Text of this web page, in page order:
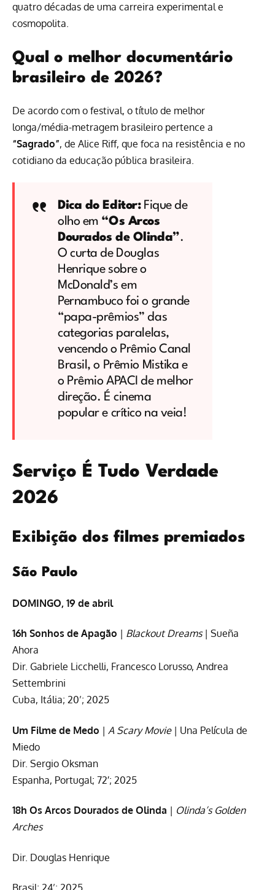
quatro décadas de uma carreira experimental e
cosmopolita.
Qual o melhor documentário
brasileiro de 2026?
De acordo com o festival, o título de melhor
longa/média-metragem brasileiro pertence a
“Sagrado”, de Alice Riff, que foca na resistência e no
cotidiano da educação pública brasileira.
Dica do Editor:Fique de
olho em “Os Arcos
Dourados de Olinda”.
O curta de Douglas
Henrique sobre o
McDonald’s em
Pernambuco foi o grande
“papa-prêmios” das
categorias paralelas,
vencendo o Prêmio Canal
Brasil, o Prêmio Mistika e
o Prêmio APACI de melhor
direção. É cinema
popular e crítico na veia!
Serviço É Tudo Verdade
2026
Exibição dos filmes premiados
São Paulo
DOMINGO, 19 de abril
16h Sonhos de Apagão | Blackout Dreams | Sueña
Ahora
Dir. Gabriele Licchelli, Francesco Lorusso, Andrea
Settembrini
Cuba, Itália; 20’; 2025
Um Filme de Medo | A Scary Movie | Una Película de
Miedo
Dir. Sergio Oksman
Espanha, Portugal; 72′; 2025
18h Os Arcos Dourados de Olinda | Olinda’s Golden
Arches
Dir. Douglas Henrique
Brasil; 24’; 2025